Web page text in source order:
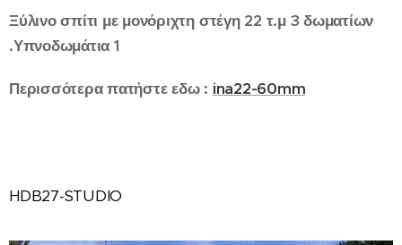
Ξύλινο σπίτι με μονόριχτη στέγη 22 τ.μ 3 δωματίων
.Υπνοδωμάτια 1
Περισσότερα πατήστε εδω : ina22-60mm
HDB27-STUDIO